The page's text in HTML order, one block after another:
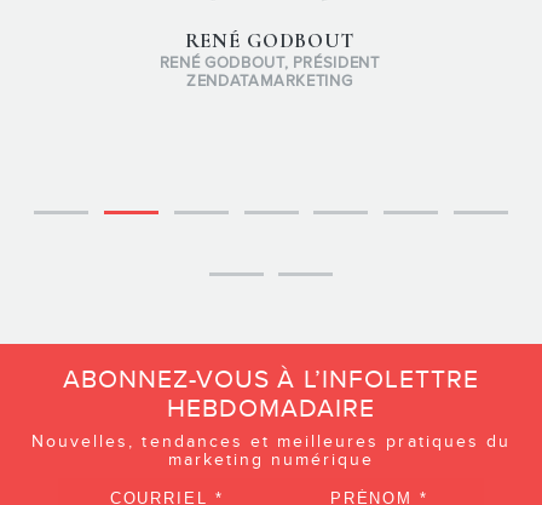
RENÉ GODBOUT
RENÉ GODBOUT, PRÉSIDENT
ZENDATAMARKETING
ABONNEZ-VOUS À L’INFOLETTRE
HEBDOMADAIRE
Nouvelles, tendances et meilleures pratiques du
marketing numérique